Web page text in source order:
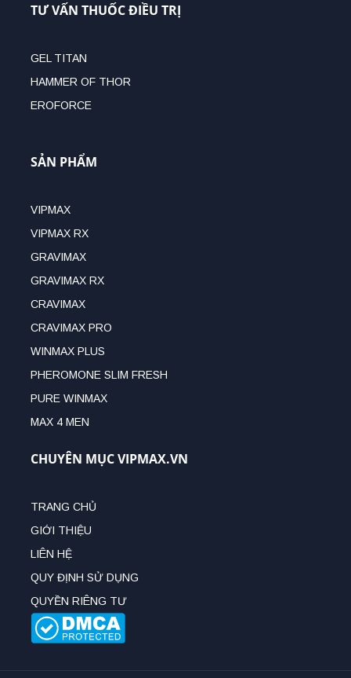
TƯ VẤN THUỐC ĐIỀU TRỊ
GEL TITAN
HAMMER OF THOR
EROFORCE
SẢN PHẨM
VIPMAX
VIPMAX RX
GRAVIMAX
GRAVIMAX RX
CRAVIMAX
CRAVIMAX PRO
WINMAX PLUS
PHEROMONE SLIM FRESH
PURE WINMAX
MAX 4 MEN
CHUYÊN MỤC VIPMAX.VN
TRANG CHỦ
GIỚI THIỆU
LIÊN HỆ
QUY ĐỊNH SỬ DỤNG
QUYỀN RIÊNG TƯ